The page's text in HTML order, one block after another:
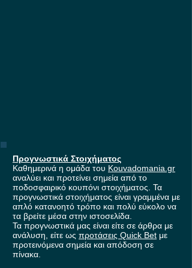
Προγνωστικά Στοιχήματος
Καθημερινά η ομάδα του Kouvadomania.gr
αναλύει και προτείνει σημεία από το
ποδοσφαιρικό κουπόνι στοιχήματος. Τα
προγνωστικά στοιχήματος είναι γραμμένα με
απλό κατανοητό τρόπο και πολύ εύκολο να
τα βρείτε μέσα στην ιστοσελίδα.
Τα προγνωστικά μας είναι είτε σε άρθρα με
ανάλυση, είτε ως προτάσεις Quick Bet με
προτεινόμενα σημεία και απόδοση σε
πίνακα.